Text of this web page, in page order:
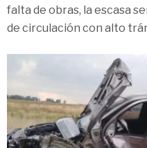
falta de obras, la escasa
de circulación con alto